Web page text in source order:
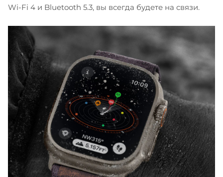
Wi-Fi 4 и Bluetooth 5.3, вы всегда будете на связи.